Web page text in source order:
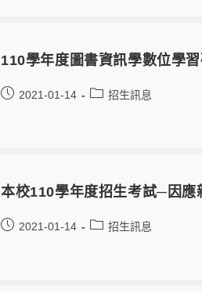
110學年度圖書資訊學數位學
2021-01-14 招生訊息
本校110學年度招生考試─因應
2021-01-14 招生訊息